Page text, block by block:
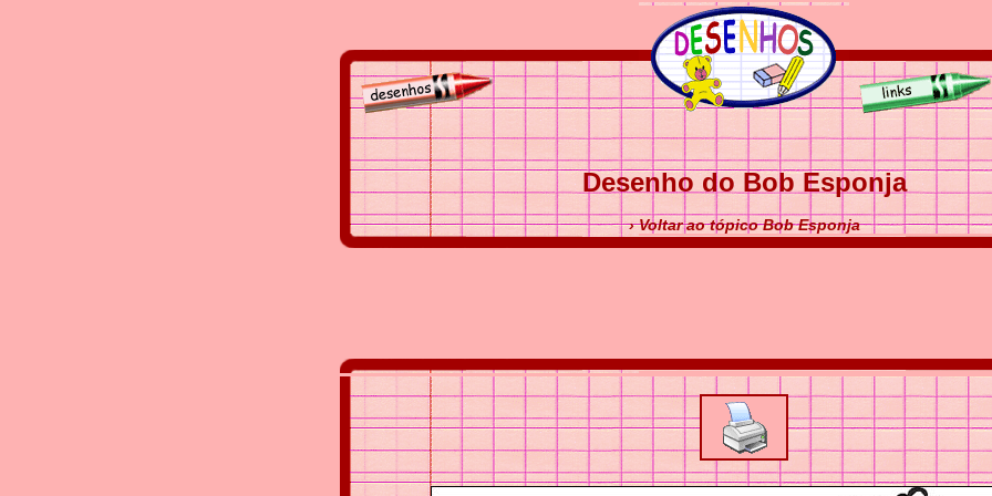
Desenho do Bob Esponja
› Voltar ao tópico Bob Esponja